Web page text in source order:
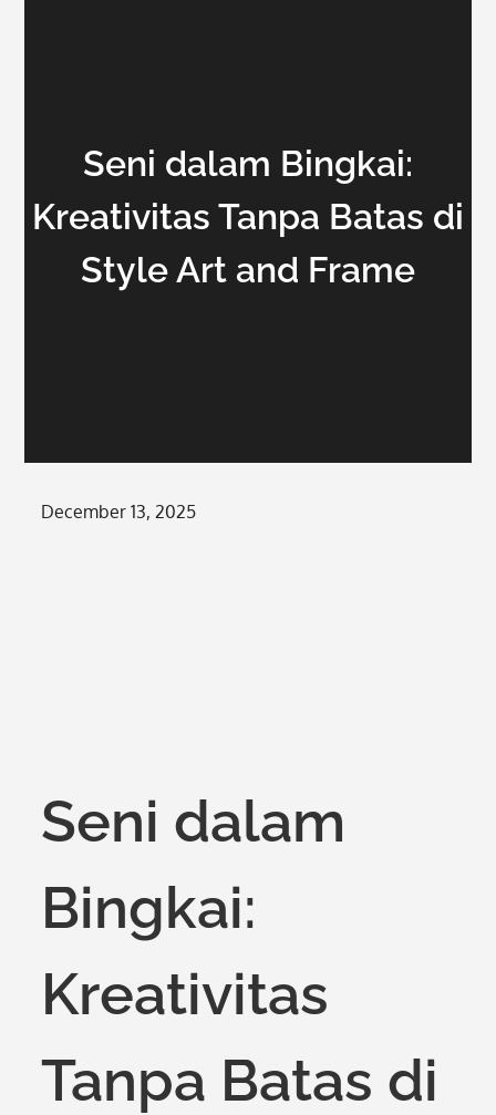
Seni dalam Bingkai:
Kreativitas Tanpa Batas di
Style Art and Frame
Posted
December 13, 2025
Seni dalam
Bingkai:
Kreativitas
Tanpa Batas di